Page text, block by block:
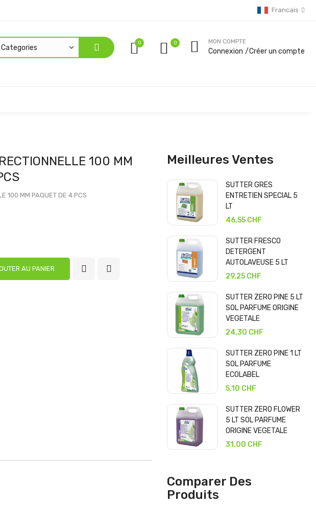
Francais
0 MON COMPTE
Connexion Créer un compte
100 MM
100 MM PAQUET DE 4 PCS
AU PANIER
Meilleures Ventes
SUTTER GRES
ENTRETIEN SPECIAL 5
LT
46,55 CHF
SUTTER FRESCO
DETERGENT
AUTOLAVEUSE 5 LT
29,25 CHF
SUTTER ZERO PINE 5 LT
SOL PARFUME ORIGINE
VEGETALE
24,30 CHF
SUTTER ZERO PINE 1 LT
SOL PARFUME
ECOLABEL
5,10 CHF
SUTTER ZERO FLOWER
5 LT SOL PARFUME
ORIGINE VEGETALE
31,00 CHF
Comparer Des
Produits